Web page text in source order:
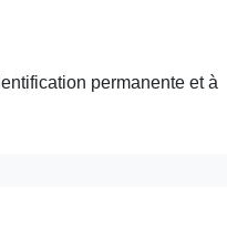
permanente et à